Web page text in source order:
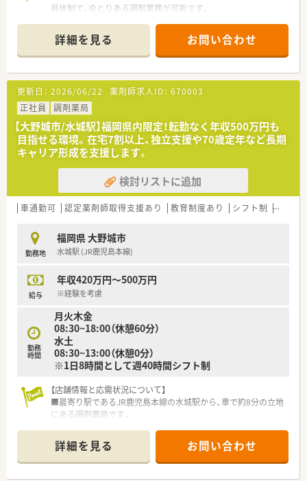
員体制で、ゆとりある調剤業務が可能です。
■最新機器や処方せん送信アプリ導入で、薬剤師の負担を軽減す
ると共に患者様の待機時間を短縮しております。
■勤務時間・日数のご相談も可能です。ご家庭との両立も図りや
すい職場です。
■お時給2,100円と、エリアでは高時給の求人です。
■お車通勤も可能です。
■近隣にも店舗がございますため、ヘルプ体制も整っています。
＜こんな薬局です＞
■福岡県を中心に100店舗以上展開しています。
■病院門前から医療モール型、マンツーマン型まで幅広い形態の
店舗があり、薬剤師として幅広く経験を積む事が可能です。全店
舗でOTCの取り扱いがあるため、調剤だけではなくOTCも経験で
きる環境です。
■処方箋枚数に対して20枚/人程度の人数体制を維持しておりま
■服薬履歴を全店オンライン共有し、自宅近く以外でも飲み合わ
せ・重複チェックができる体制を整えています。
■会社の収益が高ければ、社員の皆さんに給与として還元をして
＜ワークライフバランスの推進＞
と考えており、社員のワークライフバランスを真剣に考え従業員
が働きやすい環境作りに取り組んでいます。
■出産・育児休暇の取得率が高く、常時30～40名が育児に専念し
ており復帰率が非常に高いです。（2022年6月時点）
■正社員の就業時間は、週40時間の月単位の変形労働時間制。長
目指しております。
■九州ではめずらしい完全週休2日制の薬局で年間休日115日ご
ざいます。プライベートの充実が仕事の質につながるという観
点で、「従業員満足がお客様満足につながる」という理念の根幹
であり、長年従業員から愛される秘訣です。
ハートクロス休暇(長期有給消化制度)や育休・産休取得率が高
く、長く働くことが出来る職場環境です。
詳細を見る お問い合わせ
更新日： 2026/06/22 薬剤師求人ID： 670003
正社員
調剤薬局
【大野城市/水城駅】福岡県内限定！転勤なく年収500万円も
目指せる環境。在宅7割以上、独立支援や70歳定年など長期
キャリア形成を支援します。
検討リストに追加
車通勤可 認定薬剤師取得支援あり 教育制度あり シフト制 かかり
勤務地
福岡県 大野城市
水城駅 (JR鹿児島本線)
給与
年収420万円～500万円
※経験を考慮
勤務
時間
月火木金
08:30~18:00（休憩60分）
水土
08:30~13:00（休憩0分）
※1日8時間として週40時間シフト制
【店舗情報と応需状況について】
■最寄り駅であるJR鹿児島本線の水城駅から、車で約8分の立地
にある調剤薬局です。
処方箋に対応しています。
■薬剤師は常勤2名とパート1名の合計3名体制で、協力しながら
業務を進めています。
詳細を見る お問い合わせ